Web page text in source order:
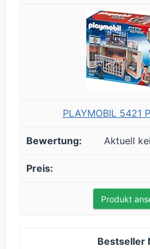
PLAYMOBIL 5421
Aktuell
Produkt